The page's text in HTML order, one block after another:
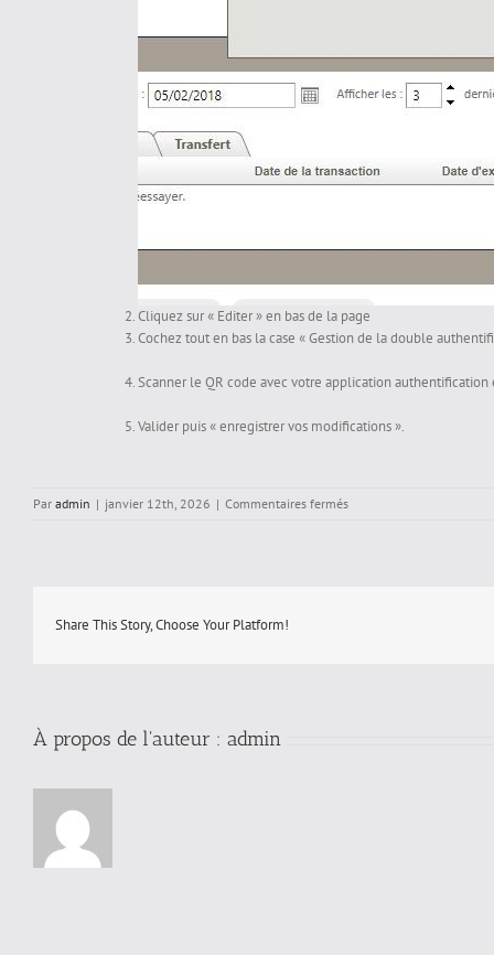
Cliquez sur « Editer » en bas de la page
Cochez tout en bas la case « Gestion de la double
Scanner le QR code avec votre application
Valider puis « enregistrer vos modifications ».
Par admin | janvier 12th, 2026 | Commentaires ferméssur
Share This Story, Choose Your Platform!
À propos de l'auteur : admin